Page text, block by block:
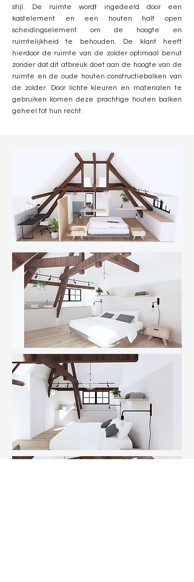
stijl. De ruimte wordt ingedeeld door een
kastelement en een houten half open
scheidingselement om de hoogte en
ruimtelijkheid te behouden. De klant heeft
hierdoor de ruimte van de zolder optimaal benut
zonder dat dit afbreuk doet aan de hoogte van de
ruimte en de oude houten constructiebalken van
de zolder. Door lichte kleuren en materialen te
gebruiken komen deze prachtige houten balken
geheel tot hun recht.